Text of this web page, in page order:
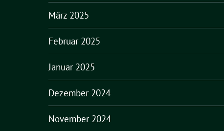
März 2025
Februar 2025
Januar 2025
Dezember 2024
November 2024